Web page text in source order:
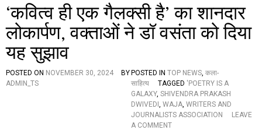
य
कि
या
स
म्मा
‘कवित्व ही एक गैलक्सी है’ का शानदार
लोकार्पण, वक्ताओं ने डॉ वसंता को दिया
यह सुझाव
POSTED ON NOVEMBER 30, 2024
BY
ADMIN_TS
POSTED IN TOP NEWS कला-
साहित्य
TAGGED 'POETRY IS A
GALAXY, SHIVENDRA PRAKASH
DWIVEDI WAJA WRITERS AND
JOURNALISTS ASSOCIATION
LEAVE
A COMMENTO